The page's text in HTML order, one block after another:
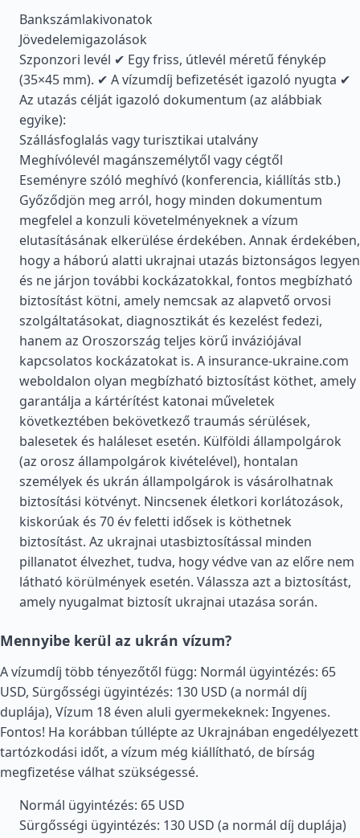
Bankszámlakivonatok
Jövedelemigazolások
Szponzori levél ✔ Egy friss, útlevél méretű fénykép
(35×45 mm). ✔ A vízumdíj befizetését igazoló nyugta ✔
Az utazás célját igazoló dokumentum (az alábbiak
egyike):
Szállásfoglalás vagy turisztikai utalvány
Meghívólevél magánszemélytől vagy cégtől
Eseményre szóló meghívó (konferencia, kiállítás stb.)
Győződjön meg arról, hogy minden dokumentum
megfelel a konzuli követelményeknek a vízum
elutasításának elkerülése érdekében. Annak érdekében,
hogy a háború alatti ukrajnai utazás biztonságos legyen
és ne járjon további kockázatokkal, fontos megbízható
biztosítást kötni, amely nemcsak az alapvető orvosi
szolgáltatásokat, diagnosztikát és kezelést fedezi,
hanem az Oroszország teljes körű inváziójával
kapcsolatos kockázatokat is. A insurance-ukraine.com
weboldalon olyan megbízható biztosítást köthet, amely
garantálja a kártérítést katonai műveletek
következtében bekövetkező traumás sérülések,
balesetek és haláleset esetén. Külföldi állampolgárok
(az orosz állampolgárok kivételével), hontalan
személyek és ukrán állampolgárok is vásárolhatnak
biztosítási kötvényt. Nincsenek életkori korlátozások,
kiskorúak és 70 év feletti idősek is köthetnek
biztosítást. Az ukrajnai utasbiztosítással minden
pillanatot élvezhet, tudva, hogy védve van az előre nem
látható körülmények esetén. Válassza azt a biztosítást,
amely nyugalmat biztosít ukrajnai utazása során.
Mennyibe kerül az ukrán vízum?
A vízumdíj több tényezőtől függ: Normál ügyintézés: 65
USD, Sürgősségi ügyintézés: 130 USD (a normál díj
duplája), Vízum 18 éven aluli gyermekeknek: Ingyenes.
Fontos! Ha korábban túllépte az Ukrajnában engedélyezett
tartózkodási időt, a vízum még kiállítható, de bírság
megfizetése válhat szükségessé.
Normál ügyintézés: 65 USD
Sürgősségi ügyintézés: 130 USD (a normál díj duplája)